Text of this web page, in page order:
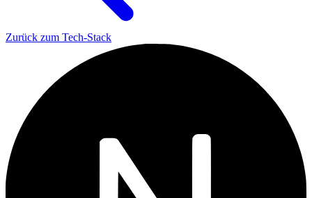
Zurück zum Tech-Stack